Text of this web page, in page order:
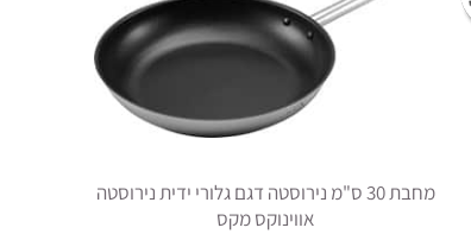
מחבת 30 ס"מ נירוסטה דגם גלורי ידית נירוסטה
אווינוקס מקס